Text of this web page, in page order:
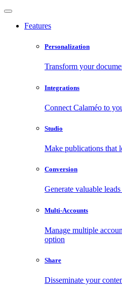
Features
Personalization
Transform your
Integrations
Connect Calaméo to
Studio
Make publications that
Conversion
Generate valuable
Multi-Accounts
Manage multiple
option
Share
Disseminate your